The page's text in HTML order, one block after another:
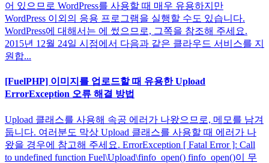
어 있으므로 WordPress를 사용할 때 매우 유용하지만
WordPress 이외의 응용 프로그램을 실행할 수도 있습니다.
WordPress에 대해서는 에 썼으므로, 그쪽을 참조해 주세요.
2015년 12월 24일 시점에서 다음과 같은 클라우드 서비스를 지
원합...
[FuelPHP] 이미지를 업로드할 때 유용한 Upload
ErrorException 오류 해결 방법
Upload 클래스를 사용해 속공 에러가 나왔으므로, 메모를 남겨
둡니다. 여러분도 막상 Upload 클래스를 사용할 때 에러가 나
왔을 경우에 참고해 주세요. ErrorException [ Fatal Error ]: Call
to undefined function Fuel\Upload\finfo_open() finfo_open()이 무